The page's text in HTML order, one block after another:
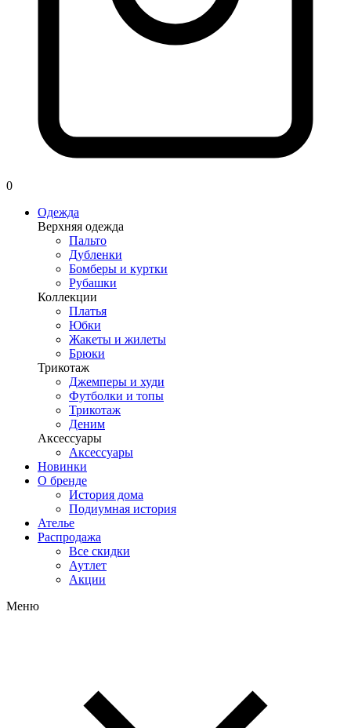
0
Одежда
Верхняя одежда
Пальто
Дубленки
Бомберы и куртки
Рубашки
Коллекции
Платья
Юбки
Жакеты и жилеты
Брюки
Трикотаж
Джемперы и худи
Футболки и топы
Трикотаж
Деним
Аксессуары
Аксессуары
Новинки
О бренде
История дома
Подиумная история
Ателье
Распродажа
Все скидки
Аутлет
Акции
Меню